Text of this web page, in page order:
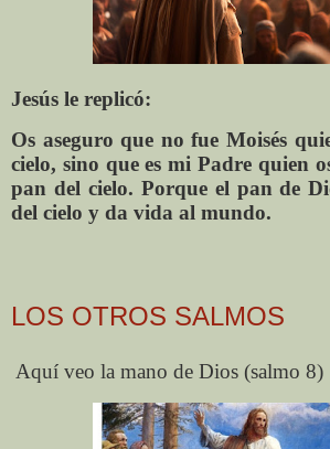
Jesús le replicó:
Os aseguro que no fue Moisés
cielo, sino que es mi Padre quien
pan del cielo. Porque el pan de
del cielo y da vida al mundo.
LOS OTROS SALMOS
Aquí veo la mano de Dios (salmo 8)